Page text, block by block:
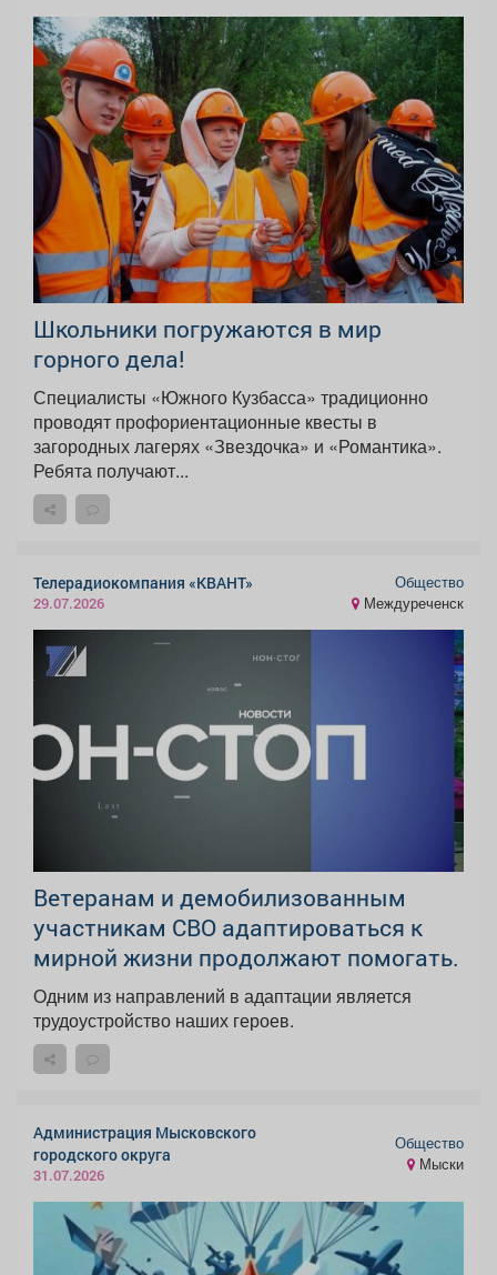
Школьники погружаются в мир
горного дела! ️
Специалисты «Южного Кузбасса» традиционно
проводят профориентационные квесты в
загородных лагерях «Звездочка» и «Романтика».
Ребята получают...
Телерадиокомпания «КВАНТ»
29.07.2026
Общество
Междуреченск
Ветеранам и демобилизованным
участникам СВО адаптироваться к
мирной жизни продолжают помогать.
Одним из направлений в адаптации является
трудоустройство наших героев.
Администрация Мысковского
городского округа
31.07.2026
Общество
Мыски